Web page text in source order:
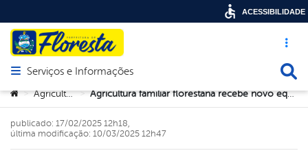
Acesso
Abrir menu principal de navegação
Serviços e Informações
Você está aqui:
> Agricultura > Agricultura familiar florestana recebe novo equipamento para melhoria do trabalho rural
publicado: 17/02/2025 12h18,
última modificação: 10/03/2025 12h47
ACESSIBILIDADE